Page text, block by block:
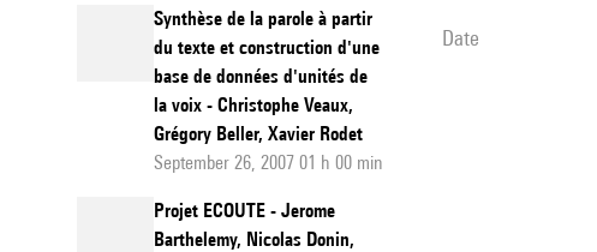
Synthèse de la parole à partir
du texte et construction d'une
base de données d'unités de
la voix - Christophe Veaux,
Grégory Beller, Xavier Rodet
September 26, 2007 01 h 00 min
Projet ECOUTE - Jerome
Barthelemy, Nicolas Donin,
date